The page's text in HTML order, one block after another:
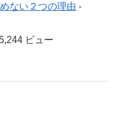
ない２つの理由 -
ビュー